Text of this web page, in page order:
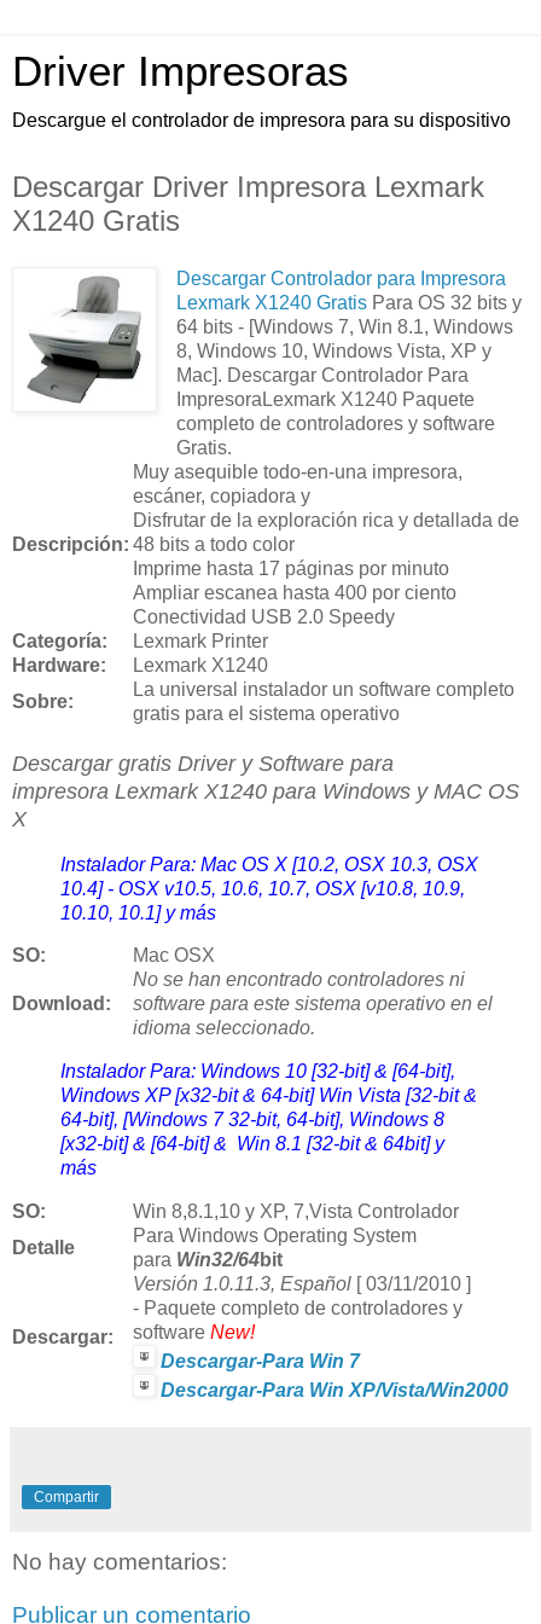
Driver Impresoras
Descargue el controlador de impresora para su dispositivo
Descargar Driver Impresora Lexmark
X1240 Gratis
Descargar Controlador para Impresora
Lexmark X1240 GratisPara OS 32 bits y
64 bits - [Windows 7, Win 8.1, Windows
8, Windows 10, Windows Vista, XP y
Mac]. Descargar Controlador Para
ImpresoraLexmark X1240 Paquete
completo de controladores y software
Gratis.
Descripción:
Muy asequible todo-en-una impresora,
escáner, copiadora y
Disfrutar de la exploración rica y detallada de
48 bits a todo color
Imprime hasta 17 páginas por minuto
Ampliar escanea hasta 400 por ciento
Conectividad USB 2.0 Speedy
Categoría:
Lexmark Printer
Hardware:
Lexmark X1240
Sobre:
La universal instalador un software completo
gratis para el sistema operativo
Descargar gratis Driver y Software para
impresora Lexmark X1240 para Windows y MAC OS
X
Instalador Para: Mac OS X [10.2, OSX 10.3, OSX
10.4] - OSX v10.5, 10.6, 10.7, OSX [v10.8, 10.9,
10.10, 10.1] y más
SO: Mac OSX
Download :
No se han encontrado controladores ni
software para este sistema operativo en el
idioma seleccionado.
Instalador Para: Windows 10 [32-bit] & [64-bit],
Windows XP [x32-bit & 64-bit] Win Vista [32-bit &
64-bit], [Windows 7 32-bit, 64-bit], Windows 8
[x32-bit] & [64-bit] & Win 8.1 [32-bit & 64bit] y
más
SO: Win 8,8.1,10 y XP, 7,Vista Controlador
Detalle
Para Windows Operating System
para Win32/64bit
Descargar:
Versión 1.0.11.3, Español [ 03/11/2010 ]
- Paquete completo de controladores y
software New!
Descargar-Para Win 7
Descargar-Para Win XP/Vista/Win2000
Compartir
No hay comentarios:
Publicar un comentario